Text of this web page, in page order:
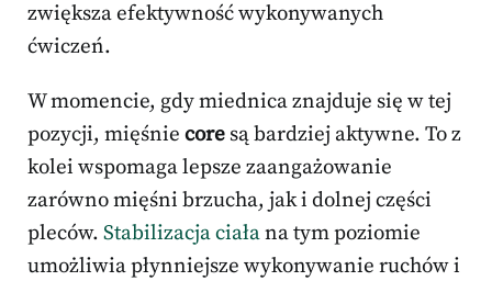
zwiększa efektywność wykonywanych
ćwiczeń.
W momencie, gdy miednica znajduje się w tej
pozycji, mięśnie core są bardziej aktywne. To z
kolei wspomaga lepsze zaangażowanie
zarówno mięśni brzucha, jak i dolnej części
pleców. Stabilizacja ciałana tym poziomie
umożliwia płynniejsze wykonywanie ruchów i